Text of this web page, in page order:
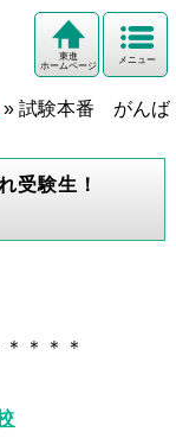
メニュー
東進
ホームページ
» 試験本番 がんば
受験生！
＊＊＊